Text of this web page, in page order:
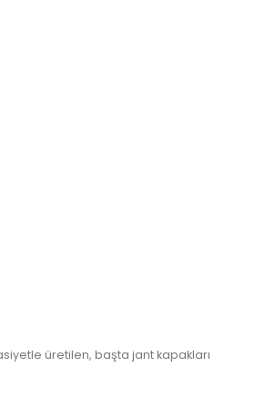
üretilen, başta jant kapakları